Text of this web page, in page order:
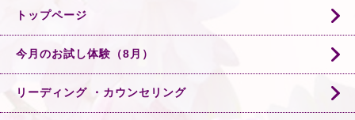
トップページ
今月のお試し体験（8月）
リーディング ・カウンセリング